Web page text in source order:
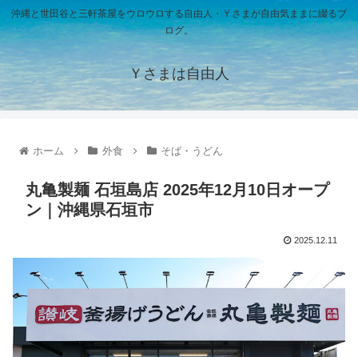
沖縄と世田谷と三軒茶屋をウロウロする自由人・Ｙさまが自由気ままに綴るブ
ログ。
Ｙさまは自由人
ホーム 外食 そば・うどん
丸亀製麺 石垣島店 2025年12月10日オープ
ン｜沖縄県石垣市
2025.12.11